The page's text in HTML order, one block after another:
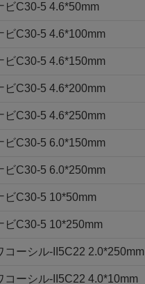
ビC30-5 4.6*50mm
ビC30-5 4.6*100mm
ビC30-5 4.6*150mm
ビC30-5 4.6*200mm
ビC30-5 4.6*250mm
ビC30-5 6.0*150mm
ビC30-5 6.0*250mm
ビC30-5 10*50mm
ビC30-5 10*250mm
コーシル-II5C22 2.0*250mm
コーシル-II5C22 4.0*10mm